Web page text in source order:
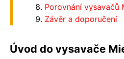
Porovnání vysavačů
Závěr a doporučení
Úvod do vysavače